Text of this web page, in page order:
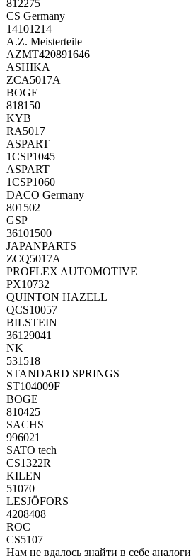
812275
CS Germany
14101214
A.Z. Meisterteile
AZMT420891646
ASHIKA
ZCA5017A
BOGE
818150
KYB
RA5017
ASPART
1CSP1045
ASPART
1CSP1060
DACO Germany
801502
GSP
36101500
JAPANPARTS
ZCQ5017A
PROFLEX AUTOMOTIVE
PX10732
QUINTON HAZELL
QCS10057
BILSTEIN
36129041
NK
531518
STANDARD SPRINGS
ST104009F
BOGE
810425
SACHS
996021
SATO tech
CS1322R
KILEN
51070
LESJÖFORS
4208408
ROC
CS5107
Нам не вдалось знайти в себе